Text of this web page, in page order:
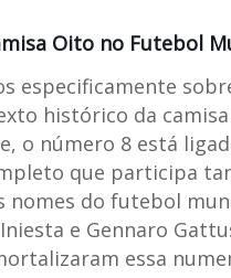
Oito no Futebol
especificamente
histórico da
o número 8 está
que participa
nomes do futebol
e Gennaro
essa